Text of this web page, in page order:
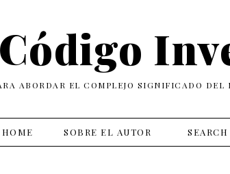
ABORDAR EL COMPLEJO SIGNIFICADO DEL
HOME SOBRE EL AUTOR